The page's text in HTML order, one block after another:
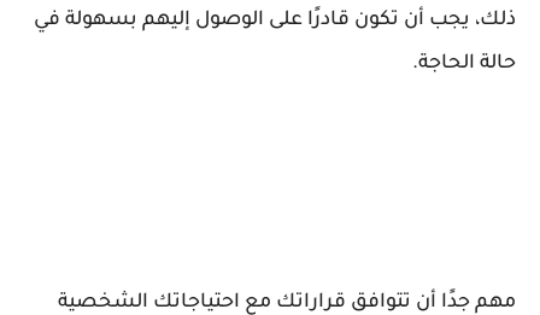
ذلك، يجب أن تكون قادرًا على الوصول إليهم بسهولة في
حالة الحاجة.
مهم جدًا أن تتوافق قراراتك مع احتياجاتك الشخصية